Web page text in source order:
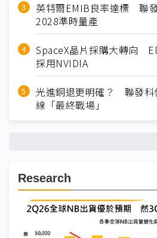
英特爾EMIB良率達標 聯
2028準時量產
SpaceX晶片採購大轉向
採用NVIDIA
光進銅退更明確？ 聯發科
線「最終戰場」
Research